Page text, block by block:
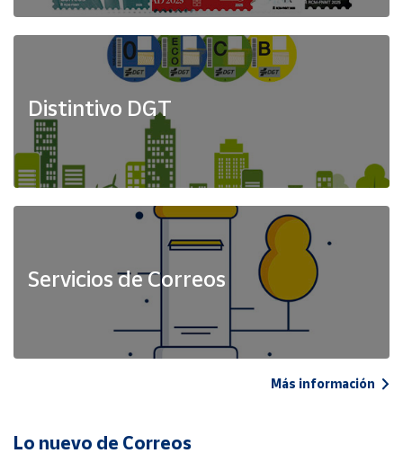
Distintivo DGT
Servicios de Correos
Más información
Lo nuevo de Correos